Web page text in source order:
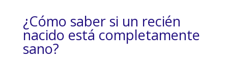
¿Cómo saber si un recién
nacido está completamente
sano?